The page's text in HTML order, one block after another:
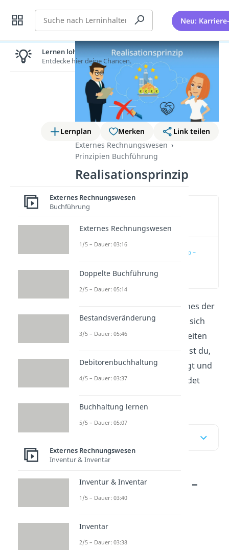
Suche Neu:
Lernplan Merken
Link teilen
Externes Rechnungswesen
Prinzipien Buchführung
Realisationsprinzip
Wichtige Inhalte in diesem
Realisationsprinzip –
ordnungsmäßiger
Buchführung:
(00:15)
Das Realisationsprinzip ist eines der
vier Bewertungskriterien, die sich
aus dem Vorsichtsprinzip ableiten
lassen. In diesem Beitrag lernst du,
was das Prinzip genau aussagt und
wie es in der Praxis angewendet
Realisationsprinzip –
ein Grundsatz
Buchführung:
Definition und
Lernen lohnt sich!
Entdecke hier deine Chancen.
Externes Rechnungswesen
Buchführung
Externes Rechnungswesen
1/5 – Dauer: 03:16
Doppelte Buchführung
2/5 – Dauer: 05:14
Bestandsveränderung
3/5 – Dauer: 05:46
Debitorenbuchhaltung
4/5 – Dauer: 03:37
Buchhaltung lernen
5/5 – Dauer: 05:07
Externes Rechnungswesen
Inventur & Inventar
Inventur & Inventar
1/5 – Dauer: 03:40
Inventar
2/5 – Dauer: 03:38